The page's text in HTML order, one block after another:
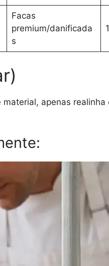
Facas
premium/danificada
s
apenas realinha